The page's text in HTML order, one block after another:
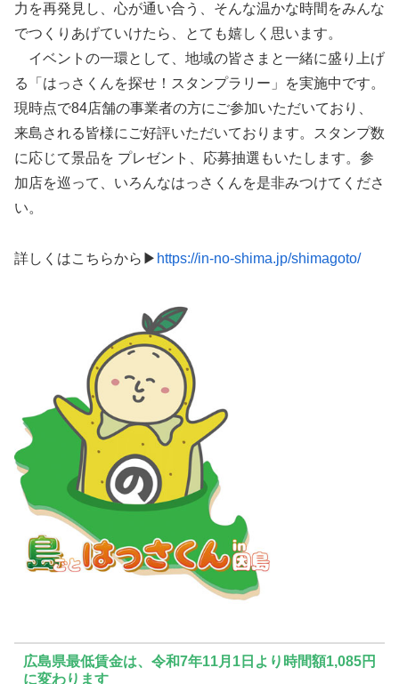
力を再発見し、心が通い合う、そんな温かな時間をみんな
でつくりあげていけたら、とても嬉しく思います。
イベントの一環として、地域の皆さまと一緒に盛り上げ
る「はっさくんを探せ！スタンプラリー」を実施中です。
現時点で84店舗の事業者の方にご参加いただいており、
来島される皆様にご好評いただいております。スタンプ数
に応じて景品を プレゼント、応募抽選もいたします。参
加店を巡って、いろんなはっさくんを是非みつけてくださ
い。
詳しくはこちらから▶ https://in-no-shima.jp/shimagoto/
広島県最低賃金は、令和7年11月1日より時間額1,085円
に変わります